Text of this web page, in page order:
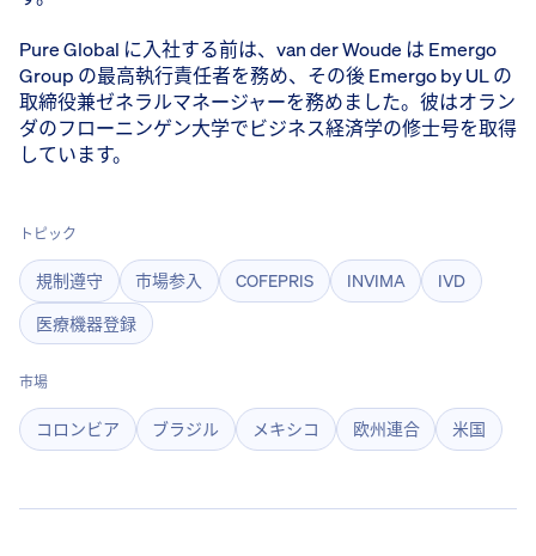
Pure Global に入社する前は、van der Woude は Emergo
Group の最高執行責任者を務め、その後 Emergo by UL の
取締役兼ゼネラルマネージャーを務めました。彼はオラン
ダのフローニンゲン大学でビジネス経済学の修士号を取得
しています。
トピック
規制遵守 市場参入 COFEPRIS INVIMA
IVD
医療機器登録
市場
コロンビア ブラジル メキシコ 欧州連合 米国